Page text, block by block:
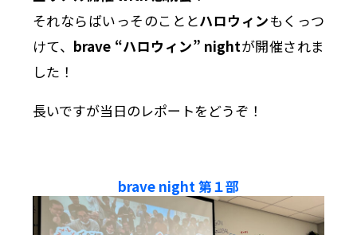
それならばいっそのこととハロウィンもくっつ
けて、 brave “ハロウィン” nightが開催されま
した！
長いですが当日のレポートをどうぞ！
brave night 第１部